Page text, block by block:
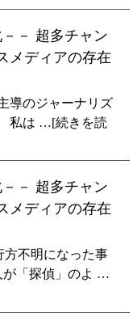
－ 超多チャン
メディアの存在
導のジャーナリズ
私は …[続きを読
－ 超多チャン
メディアの存在
不明になった事
が「探偵」のよ …